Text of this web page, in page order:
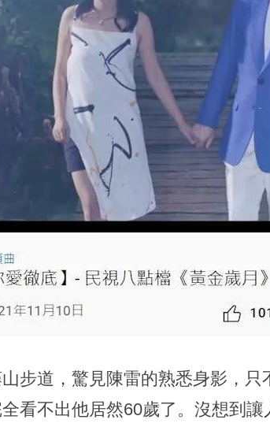
步道，驚見陳雷的熟悉身影，
看不出他居然60歲了。沒想到